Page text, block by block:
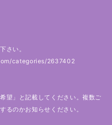
さい。
categories/2637402
望」と記載してください。複数ご
るのかお知らせください。